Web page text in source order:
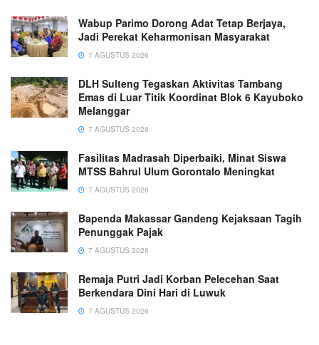
Wabup Parimo Dorong Adat Tetap Berjaya,
Jadi Perekat Keharmonisan Masyarakat
7 AGUSTUS 2026
DLH Sulteng Tegaskan Aktivitas Tambang
Emas di Luar Titik Koordinat Blok 6 Kayuboko
Melanggar
7 AGUSTUS 2026
Fasilitas Madrasah Diperbaiki, Minat Siswa
MTSS Bahrul Ulum Gorontalo Meningkat
7 AGUSTUS 2026
Bapenda Makassar Gandeng Kejaksaan Tagih
Penunggak Pajak
7 AGUSTUS 2026
Remaja Putri Jadi Korban Pelecehan Saat
Berkendara Dini Hari di Luwuk
7 AGUSTUS 2026